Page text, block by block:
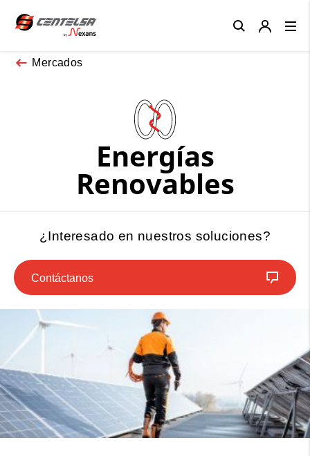
Mercados
Energías
Renovables
¿Interesado en nuestros soluciones?
Contáctanos
Close